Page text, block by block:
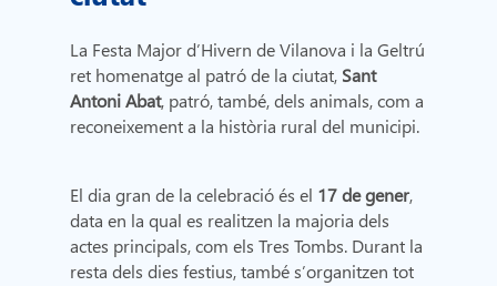
La Festa Major d’Hivern de Vilanova i la Geltrú
ret homenatge al patró de la ciutat, Sant
Antoni Abat, patró, també, dels animals, com a
reconeixement a la història rural del municipi.
El dia gran de la celebració és el 17 de gener,
data en la qual es realitzen la majoria dels
actes principals, com els Tres Tombs. Durant la
resta dels dies festius, també s’organitzen tot